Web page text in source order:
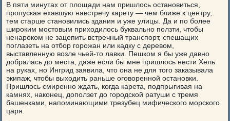
В пяти минутах от площади нам пришлось остановиться,
пропуская ехавшую навстречу карету — чем ближе к центру,
тем старше становились здания и уже улицы. Да и по более
широким мостовым приходилось буквально ползти, чтобы
ненароком не зацепить встречный транспорт, спешащих
поглазеть на отбор горожан или кадку с деревом,
выставленную возле чьей-то лавки. Пешком я бы уже давно
добралась до места, даже если бы мне пришлось нести Хель
на руках, но Ингрид заявила, что она не для того заказывала
экипаж, чтобы выходить раньше оговоренной остановки.
Пришлось смиренно ждать, когда карета, подпрыгивая на
камнях, наконец, доползет до городской ратуши с тремя
башенками, напоминающими трезубец мифического морского
царя.